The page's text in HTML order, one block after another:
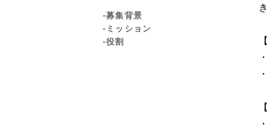
-募集背景
-ミッション
-役割